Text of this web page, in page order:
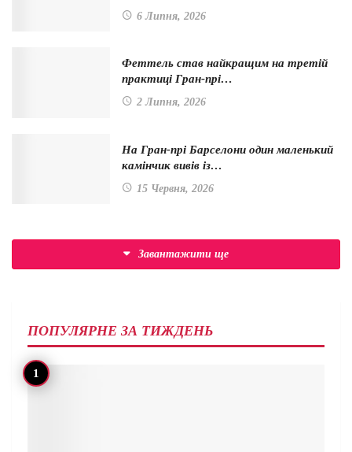
6 Липня, 2026
Феттель став найкращим на третій
практиці Гран-прі…
2 Липня, 2026
На Гран-прі Барселони один маленький
камінчик вивів із…
15 Червня, 2026
Завантажити ще
ПОПУЛЯРНЕ ЗА ТИЖДЕНЬ